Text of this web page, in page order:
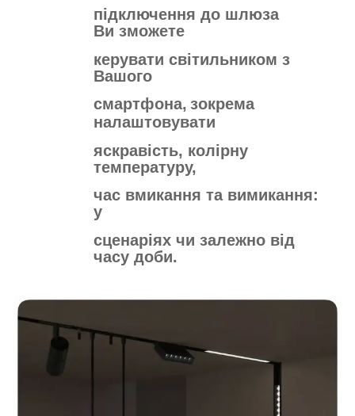
підключення до шлюза
Ви зможете
керувати світильником з
Вашого
смартфона, зокрема
налаштовувати
яскравість, колірну
температуру,
час вмикання та вимикання:
у
сценаріях чи залежно від
часу доби.